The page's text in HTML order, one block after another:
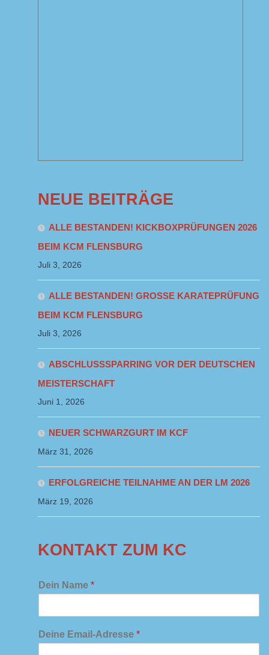
NEUE BEITRÄGE
ALLE BESTANDEN! KICKBOXPRÜFUNGEN 2026
BEIM KCM FLENSBURG
Juli 3, 2026
ALLE BESTANDEN! GROSSE KARATEPRÜFUNG B
EIM KCM FLENSBURG
Juli 3, 2026
ABSCHLUSSSPARRING VOR DER DEUTSCHEN
MEISTERSCHAFT
Juni 1, 2026
NEUER SCHWARZGURT IM KCF
März 31, 2026
ERFOLGREICHE TEILNAHME AN DER LM 2026
März 19, 2026
KONTAKT ZUM KC
Dein Name *
Deine Email-Adresse *